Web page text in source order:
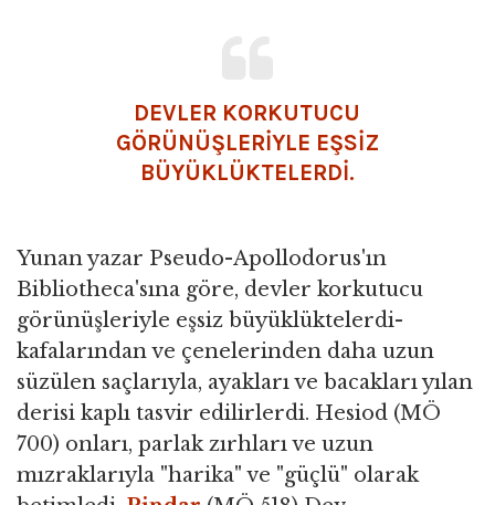
DEVLER KORKUTUCU
GÖRÜNÜŞLERİYLE EŞSİZ
BÜYÜKLÜKTELERDİ.
Yunan yazar Pseudo-Apollodorus'ın
Bibliotheca'sına göre, devler korkutucu
görünüşleriyle eşsiz büyüklüktelerdi-
kafalarından ve çenelerinden daha uzun
süzülen saçlarıyla, ayakları ve bacakları yılan
derisi kaplı tasvir edilirlerdi. Hesiod (MÖ
700) onları, parlak zırhları ve uzun
mızraklarıyla "harika" ve "güçlü" olarak